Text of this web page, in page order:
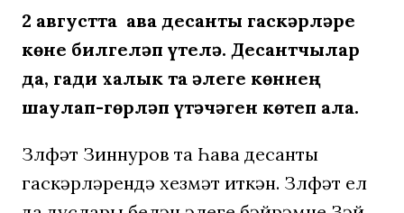
2 августта Һава десанты гаскәрләре
көне билгеләп үтелә. Десантчылар
да, гади халык та әлеге көннең
шаулап-гөрләп үтәчәген көтеп ала.
Зөлфәт Зиннуров та Һава десанты
гаскәрләрендә хезмәт иткән. Зөлфәт ел